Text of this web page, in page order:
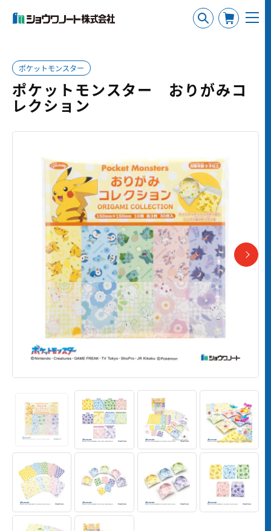
ポケットモンスター
ポケットモンスター おりがみコ
レクション